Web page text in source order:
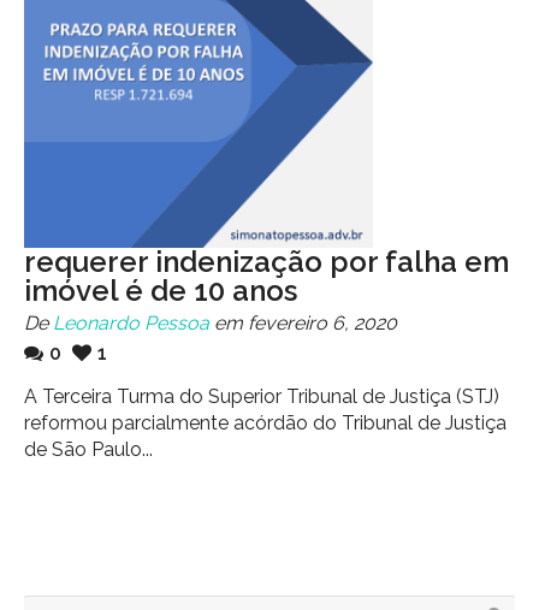
requerer indenização por falha em
imóvel é de 10 anos
De Leonardo Pessoa em fevereiro 6, 2020
0
1
​​A Terceira Turma do Superior Tribunal de Justiça (STJ)
reformou parcialmente acórdão do Tribunal de Justiça
de São Paulo...